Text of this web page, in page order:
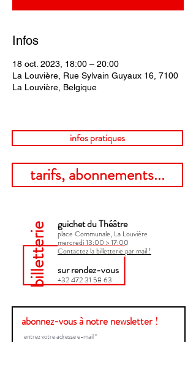
Infos
18 oct. 2023, 18:00 – 20:00
La Louvière, Rue Sylvain Guyaux 16, 7100
La Louvière, Belgique
infos pratiques
tarifs, abonnements...
billetterie guichet du Théâtre
place Communale, La Louvière
mercredi 13:00 > 17:00​
Contactez la billetterie par mail !
sur rendez-vous
+32 472 31 58 63
abonnez-vous à notre newsletter !